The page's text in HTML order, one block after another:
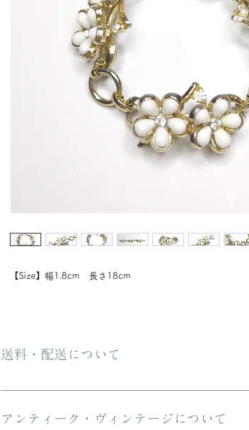
【Size】幅1.8cm 長さ18cm
送料・配送について
ご購入金額が8000円以上の場合、配送料は無料です。
アンティーク・ヴィンテージについて